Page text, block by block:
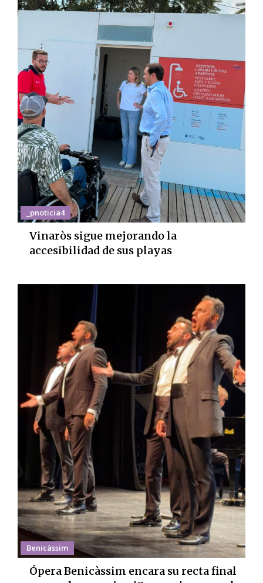
_pnoticia4
Vinaròs sigue mejorando la
accesibilidad de sus playas
Benicàssim
Ópera Benicàssim encara su recta final